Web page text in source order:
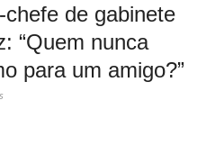
de gabinete
“Quem nunca
para um amigo?”